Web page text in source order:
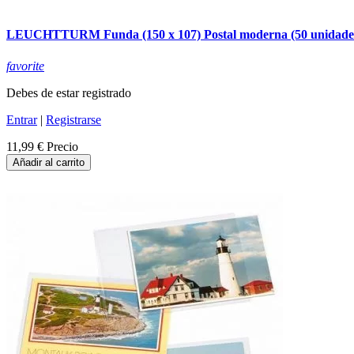
LEUCHTTURM Funda (150 x 107) Postal moderna (50
favorite
Debes de estar registrado
Entrar| Registrarse
11,99 € Precio
Añadir al carrito